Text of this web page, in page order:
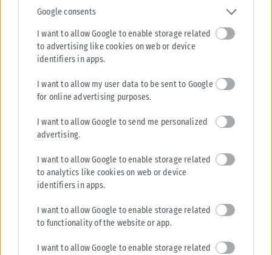
Google consents
I want to allow Google to enable storage related
to advertising like cookies on web or device
identifiers in apps.
I want to allow my user data to be sent to Google
for online advertising purposes.
I want to allow Google to send me personalized
advertising.
I want to allow Google to enable storage related
to analytics like cookies on web or device
identifiers in apps.
I want to allow Google to enable storage related
to functionality of the website or app.
I want to allow Google to enable storage related